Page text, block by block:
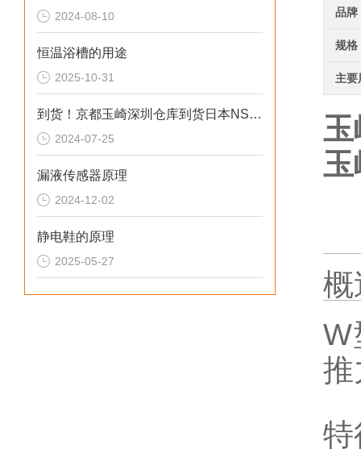
2024-08-10
恒温浴槽的用途
2025-10-31
到货！京都玉崎深圳仓库到货日本NS精密科学柱塞泵NP-FX-100
2024-07-25
漏液传感器原理
2024-12-02
静电鞋的原理
2025-05-27
品牌
规格
主要
玉
玉
概
W
推
特